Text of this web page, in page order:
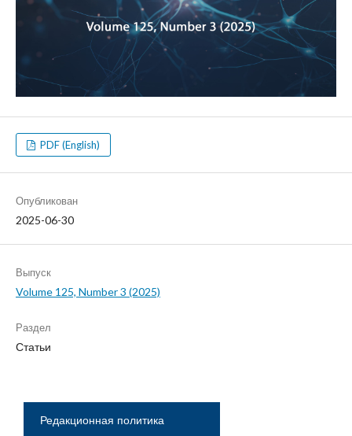
PDF (English)
Опубликован
2025-06-30
Выпуск
Volume 125, Number 3 (2025)
Раздел
Статьи
Редакционная политика